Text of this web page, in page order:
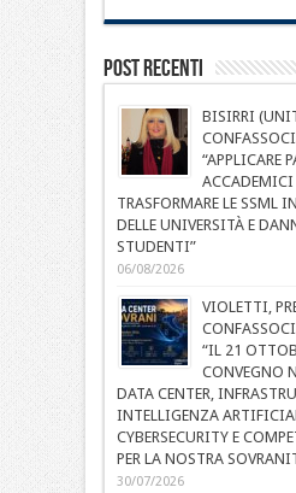
Post Recenti
BISIRRI
“APPLICARE
TRASFORMARE LE SSML
DELLE UNIVERSITÀ E
STUDENTI”
06/08/2026
VIOLETTI,
“IL 21
CONVEGNO
DATA CENTER,
INTELLIGENZA
CYBERSECURITY E
PER LA NOSTRA
30/07/2026